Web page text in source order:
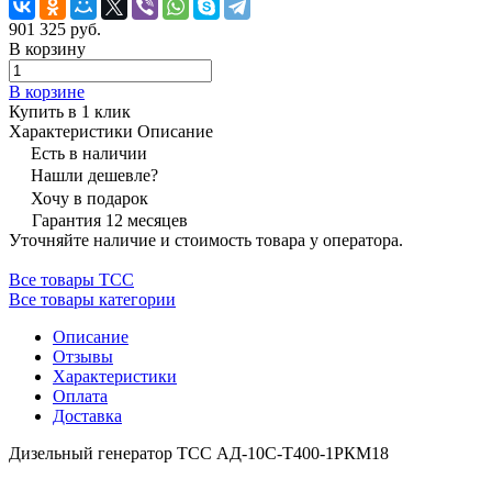
901 325 руб.
В корзину
В корзине
Купить в 1 клик
Характеристики Описание
Есть в наличии
Нашли дешевле?
Хочу в подарок
Гарантия 12 месяцев
Уточняйте наличие и стоимость товара у оператора.
Все товары ТСС
Все товары категории
Описание
Отзывы
Характеристики
Оплата
Доставка
Дизельный генератор ТСС АД-10С-Т400-1РКМ18